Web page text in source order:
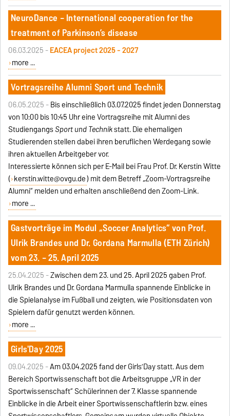
NeuroDance – International cooperation for the
treatment of Parkinson’s disease
06.03.2025 -EACEA project 2025 - 2027
more ...
Vortragsreihe Alumni Sport und Technik
06.05.2025 -Bis einschließlich 03.07.2025 findet jeden Donnerstag
von 10:00 bis 10:45 Uhr eine Vortragsreihe mit Alumni des
StudiengangsSport und Technikstatt. Die ehemaligen
Studierenden stellen dabei ihren beruflichen Werdegang sowie
ihren aktuellen Arbeitgeber vor.
Interessierte können sich per E-Mail bei Frau Prof. Dr. Kerstin Witte
( kerstin.witte@ovgu.de) mit dem Betreff „Zoom-Vortragsreihe
Alumni“ melden und erhalten anschließend den Zoom-Link.
more ...
Gastvorträge im Modul „Soccer Analytics“ von Prof.
Ulrik Brandes und Dr. Gordana Marmulla (ETH Zürich)
vom 23. – 25. April 2025
25.04.2025 -Zwischen dem 23. und 25. April 2025 gaben Prof.
Ulrik Brandes und Dr. Gordana Marmulla spannende Einblicke in
die Spielanalyse im Fußball und zeigten, wie Positionsdaten von
Spielern dafür genutzt werden können.
more ...
Girls'Day 2025
09.04.2025 -Am 03.04.2025 fand der Girls’Day statt. Aus dem
Bereich Sportwissenschaft bot die Arbeitsgruppe „VR in der
Sportwissenschaft“ Schülerinnen der 7. Klasse spannende
Einblicke in die Arbeit einer Sportwissenschaftlerin bzw. eines